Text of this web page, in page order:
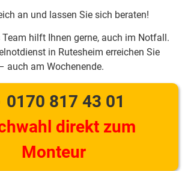
an und lassen Sie sich beraten!
Team hilft Ihnen gerne, auch im Notfall.
in Rutesheim erreichen Sie
auch am Wochenende.
0170 817 43 01
direkt zum
Monteur